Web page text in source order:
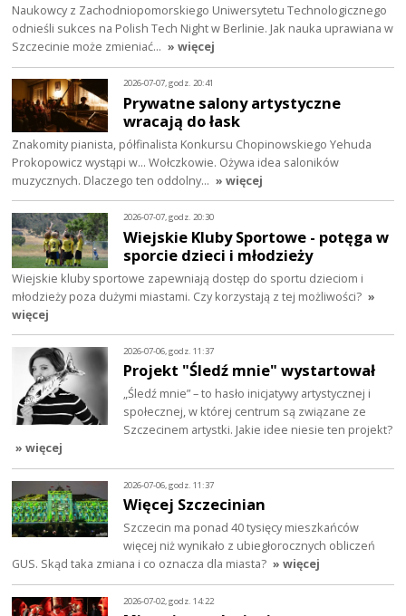
Naukowcy z Zachodniopomorskiego Uniwersytetu Technologicznego
odnieśli sukces na Polish Tech Night w Berlinie. Jak nauka uprawiana w
Szczecinie może zmieniać… » więcej
2026-07-07, godz. 20:41
Prywatne salony artystyczne
wracają do łask
Znakomity pianista, półfinalista Konkursu Chopinowskiego Yehuda
Prokopowicz wystąpi w… Wołczkowie. Ożywa idea saloników
muzycznych. Dlaczego ten oddolny… » więcej
2026-07-07, godz. 20:30
Wiejskie Kluby Sportowe - potęga w
sporcie dzieci i młodzieży
Wiejskie kluby sportowe zapewniają dostęp do sportu dzieciom i
młodzieży poza dużymi miastami. Czy korzystają z tej możliwości? »
więcej
2026-07-06, godz. 11:37
Projekt "Śledź mnie" wystartował
„Śledź mnie” – to hasło inicjatywy artystycznej i
społecznej, w której centrum są związane ze
Szczecinem artystki. Jakie idee niesie ten projekt?
» więcej
2026-07-06, godz. 11:37
Więcej Szczecinian
Szczecin ma ponad 40 tysięcy mieszkańców
więcej niż wynikało z ubiegłorocznych obliczeń
GUS. Skąd taka zmiana i co oznacza dla miasta? » więcej
2026-07-02, godz. 14:22